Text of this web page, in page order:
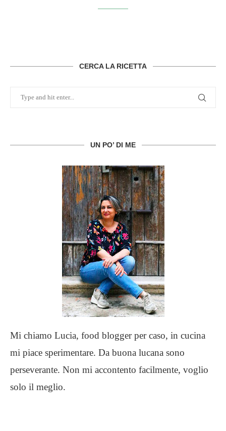
CERCA LA RICETTA
UN PO’ DI ME
Mi chiamo Lucia, food blogger per caso, in cucina
mi piace sperimentare. Da buona lucana sono
perseverante. Non mi accontento facilmente, voglio
solo il meglio.